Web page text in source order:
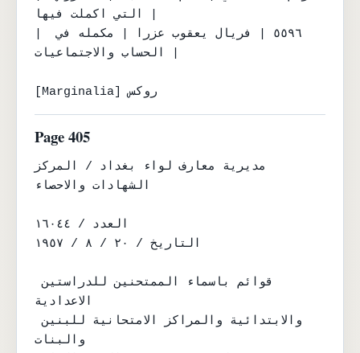
التي اكملت فيها |
الحساب والاجتماعيات |
[Marginalia] روكس
Page 405
مديرية معارف لواء بغداد / المركز
الشهادات والاحصاء
العدد / ١٦٠٤٤
التاريخ / ٢٠ / ٨ / ١٩٥٧
قوائم باسماء الممتحنين للدراستين
الاعدادية
والابتدائية والمراكز الامتحانية للبنين
والبنات